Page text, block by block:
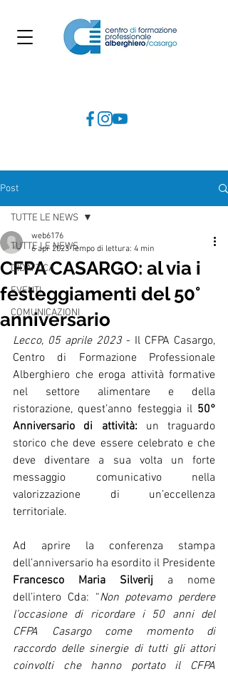
Post
TUTTE LE NEWS
DIDATTICA
EVENTI
COMUNICAZIONI
TUTTE LE NEWS
CFPA CASARGO: al via i
festeggiamenti del 50°
anniversario
web6176
6 apr 2023 Tempo di lettura: 4 min
Lecco, 05 aprile 2023 - Il CFPA Casargo,
Centro di Formazione Professionale
Alberghiero che eroga attività formative
nel settore alimentare e della
ristorazione, quest’anno festeggia il 50°
Anniversario di attività: un traguardo
storico che deve essere celebrato e che
deve diventare a sua volta un forte
messaggio comunicativo nella
valorizzazione di un’eccellenza
territoriale.
Ad aprire la conferenza stampa
Francesco Maria Silverij a nome
dell’intero Cda: “Non potevamo perdere
l’occasione di ricordare i 50 anni del
CFPA Casargo come momento di
raccordo delle sinergie di tutti gli attori
coinvolti che hanno portato il CFPA